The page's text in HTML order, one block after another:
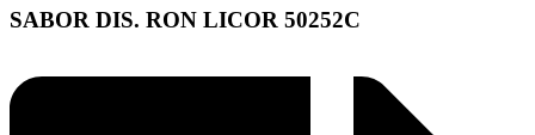
SABOR DIS. RON LICOR 50252C